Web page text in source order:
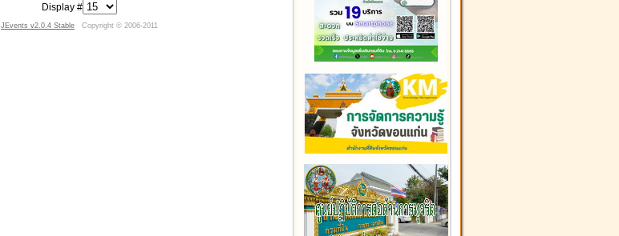
Display #
JEvents v2.0.4 Stable Copyright © 2006-2011